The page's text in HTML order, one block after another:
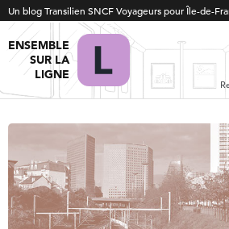
Un blog Transilien SNCF Voyageurs pour Île-de-
ENSEMBLE
SUR LA
LIGNE